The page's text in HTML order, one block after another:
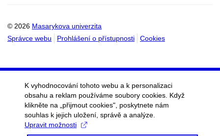
© 2026 Masarykova univerzita
Správce webu
Prohlášení o přístupnosti Cookies
K vyhodnocování tohoto webu a k personalizaci
obsahu a reklam používáme soubory cookies. Když
klikněte na „přijmout cookies", poskytnete nám
souhlas k jejich uložení, správě a analýze.
Upravit možnosti